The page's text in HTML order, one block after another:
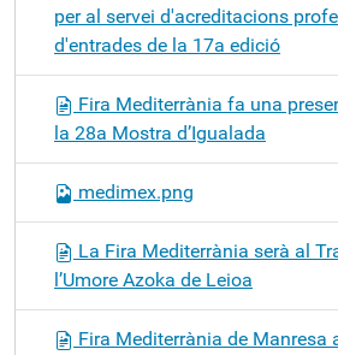
per al servei d'acreditacions
d'entrades de la 17a edició
Fira Mediterrània fa una
la 28a Mostra d’Igualada
medimex.png
La Fira Mediterrània serà al
l’Umore Azoka de Leioa
Fira Mediterrània de Manresa